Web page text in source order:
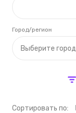
Выберите город
Город/регион
Cортировать по: